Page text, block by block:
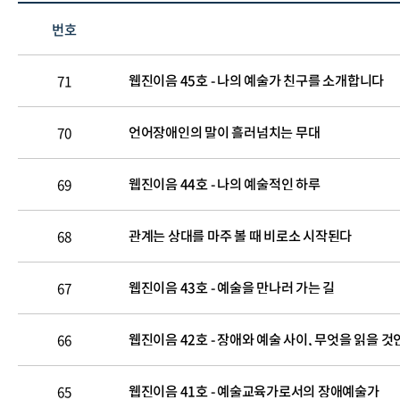
번호
71 웹진이음 45호 - 나의 예술가 친구를 소개합니다
70 언어장애인의 말이 흘러넘치는 무대
69 웹진이음 44호 - 나의 예술적인 하루
68 관계는 상대를 마주 볼 때 비로소 시작된다
67 웹진이음 43호 - 예술을 만나러 가는 길
66 웹진이음 42호 - 장애와 예술 사이, 무엇을 읽을 것
65 웹진이음 41호 - 예술교육가로서의 장애예술가